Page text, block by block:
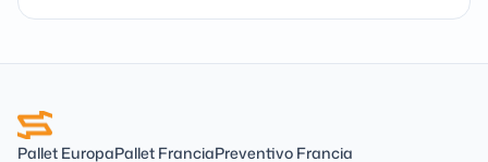
Pallet EuropaPallet FranciaPreventivo Francia